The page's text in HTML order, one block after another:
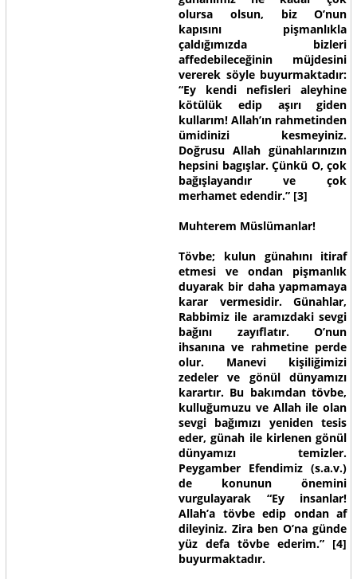
olursa olsun, biz O’nun
kapısını pişmanlıkla
çaldığımızda bizleri
affedebileceğinin müjdesini
vererek söyle buyurmaktadır:
“Ey kendi nefisleri aleyhine
kötülük edip aşırı giden
kullarım! Allah’ın rahmetinden
ümidinizi kesmeyiniz.
Doğrusu Allah günahlarınızın
hepsini bagışlar. Çünkü O, çok
bağışlayandır ve çok
merhamet edendir.” [3]
Muhterem Müslümanlar!
Tövbe; kulun günahını itiraf
etmesi ve ondan pişmanlık
duyarak bir daha yapmamaya
karar vermesidir. Günahlar,
Rabbimiz ile aramızdaki sevgi
bağını zayıflatır. O’nun
ihsanına ve rahmetine perde
olur. Manevi kişiliğimizi
zedeler ve gönül dünyamızı
karartır. Bu bakımdan tövbe,
kulluğumuzu ve Allah ile olan
sevgi bağımızı yeniden tesis
eder, günah ile kirlenen gönül
dünyamızı temizler.
Peygamber Efendimiz (s.a.v.)
de konunun önemini
vurgulayarak “Ey insanlar!
Allah’a tövbe edip ondan af
dileyiniz. Zira ben O’na günde
yüz defa tövbe ederim.” [4]
buyurmaktadır.